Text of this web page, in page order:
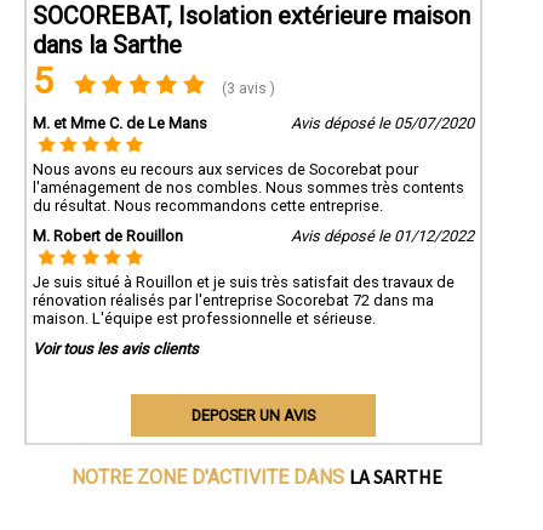
SOCOREBAT, Isolation extérieure maison
dans la Sarthe
5 (3 avis )
M. et Mme C. de Le Mans Avis déposé le 05/07/2020
Nous avons eu recours aux services de Socorebat pour
l'aménagement de nos combles. Nous sommes très contents
du résultat. Nous recommandons cette entreprise.
M. Robert de Rouillon
Avis déposé le 01/12/2022
Je suis situé à Rouillon et je suis très satisfait des travaux de
rénovation réalisés par l'entreprise Socorebat 72 dans ma
maison. L'équipe est professionnelle et sérieuse.
Voir tous les avis clients
DEPOSER UN AVIS
NOTRE ZONE D'ACTIVITE DANS LA SARTHE